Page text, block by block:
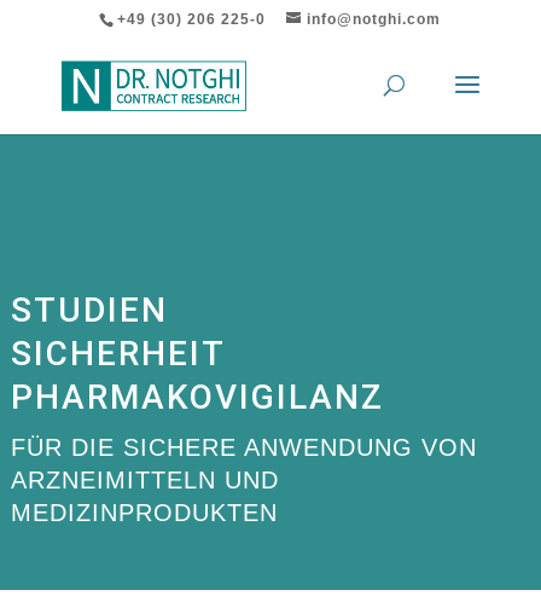
+49 (30) 206 225-0 info@notghi.com
STUDIEN
SICHERHEIT
PHARMAKOVIGILANZ
FÜR DIE SICHERE ANWENDUNG VON
ARZNEIMITTELN UND
MEDIZINPRODUKTEN